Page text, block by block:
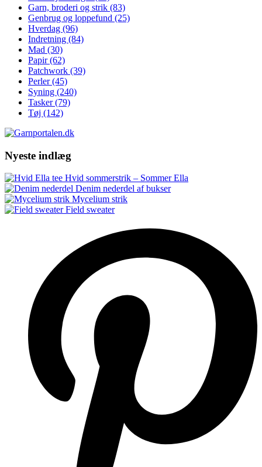
Garn, broderi og strik (83)
Genbrug og loppefund (25)
Hverdag (96)
Indretning (84)
Mad (30)
Papir(62)
Patchwork (39)
Perler(45)
Syning (240)
Tasker(79)
Tøj (142)
Nyeste indlæg
Hvid sommerstrik – Sommer Ella
Denim nederdel af bukser
Mycelium strik
Field sweater